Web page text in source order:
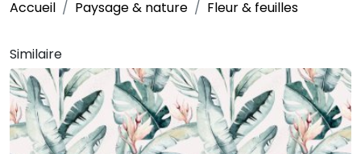
Accueil
Paysage & nature Fleur & feuilles
Similaire